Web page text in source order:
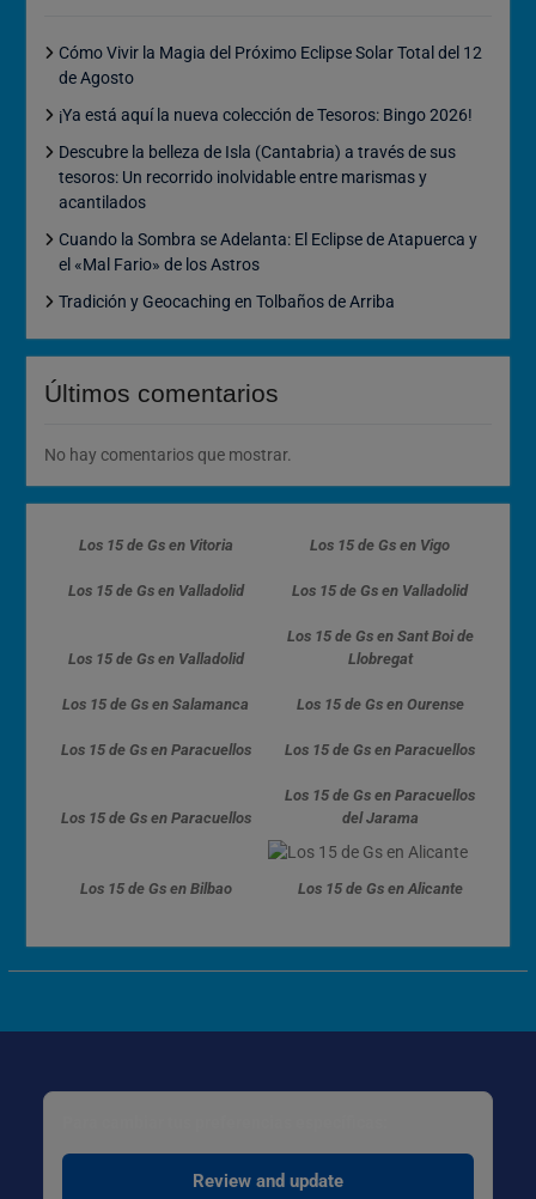
Cómo Vivir la Magia del Próximo Eclipse Solar Total del 12
de Agosto
¡Ya está aquí la nueva colección de Tesoros: Bingo 2026!
Descubre la belleza de Isla (Cantabria) a través de sus
tesoros: Un recorrido inolvidable entre marismas y
acantilados
Cuando la Sombra se Adelanta: El Eclipse de Atapuerca y
el «Mal Fario» de los Astros
Tradición y Geocaching en Tolbaños de Arriba
Últimos comentarios
No hay comentarios que mostrar.
Los 15 de Gs en Vitoria Los 15 de Gs en Vigo
Los 15 de Gs en Valladolid Los 15 de Gs en Valladolid
Los 15 de Gs en Valladolid
Los 15 de Gs en Sant Boi de
Llobregat
Los 15 de Gs en Salamanca Los 15 de Gs en Ourense
Los 15 de Gs en Paracuellos Los 15 de Gs en Paracuellos
Los 15 de Gs en Paracuellos
Los 15 de Gs en Paracuellos
del Jarama
Los 15 de Gs en Bilbao Los 15 de Gs en Alicante
Review and update